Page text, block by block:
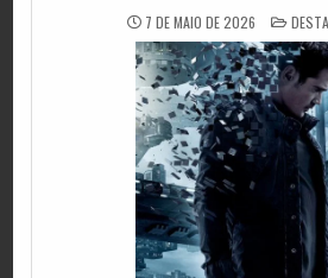
7 DE MAIO DE 2026
IN